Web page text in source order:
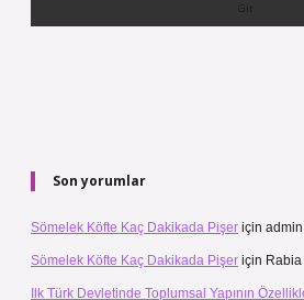
Son yorumlar
Sömelek Köfte Kaç Dakikada Pişer için admin
Sömelek Köfte Kaç Dakikada Pişer için Rabia
Ilk Türk Devletinde Toplumsal Yapının